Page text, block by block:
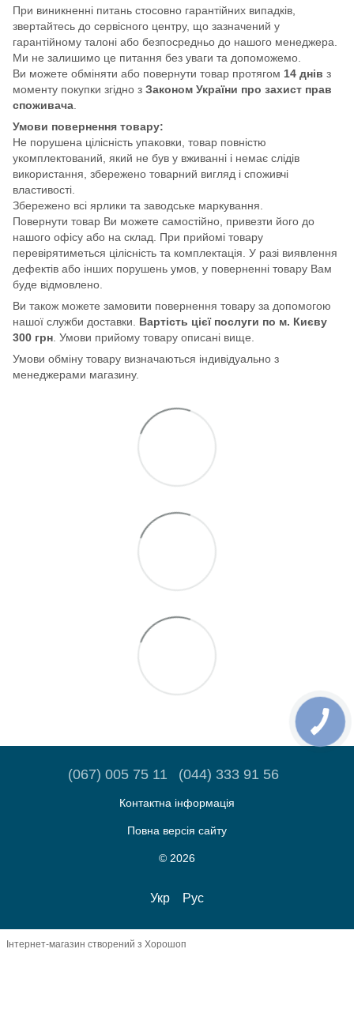
При виникненні питань стосовно гарантійних випадків,
звертайтесь до сервісного центру, що зазначений у
гарантійному талоні або безпосредньо до нашого менеджера.
Ми не залишимо це питання без уваги та допоможемо.
Ви можете обміняти або повернути товар протягом 14 днів з
моменту покупки згідно з Законом України про захист прав
споживача
Умови повернення товару:
Не порушена цілісність упаковки, товар повністю
укомплектований, який не був у вживанні і немає слідів
використання, збережено товарний вигляд і споживчі
властивості.
Збережено всі ярлики та заводське маркування.
Повернути товар Ви можете самостійно, привезти його до
нашого офісу або на склад. При прийомі товару
перевірятиметься цілісність та комплектація. У разі виявлення
дефектів або інших порушень умов, у поверненні товару Вам
буде відмовлено.
Ви також можете замовити повернення товару за допомогою
нашої служби доставки. Вартість цієї послуги по м. Києву
300 грн . Умови прийому товару описані вище.
Умови обміну товару визначаються індивідуально з
менеджерами магазину.
(067) 005 75 11 (044) 333 91 56
Контактна інформація
Повна версія сайту
© 2026
Укр Рус
Інтернет-магазин створений з Хорошоп